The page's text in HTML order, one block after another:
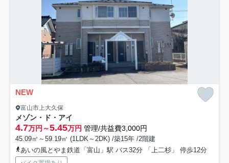
NEW
富山市上大久保
メゾン・ド・アイ
4.7万円～5.45万円 管理/共益費3,000円
45.09㎡～59.19㎡ (1LDK～2DK) /築15年 /2階建
あいの風とやま鉄道「富山」駅 バス32分 「上二杉」 停歩12分